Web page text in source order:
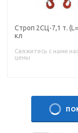
Строп 2СЦ-7,1 т.
кл
Свяжитесь с нами
цены